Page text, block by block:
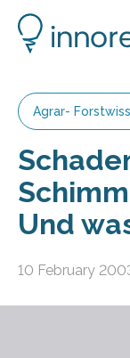
Agrar-
Und
10 February